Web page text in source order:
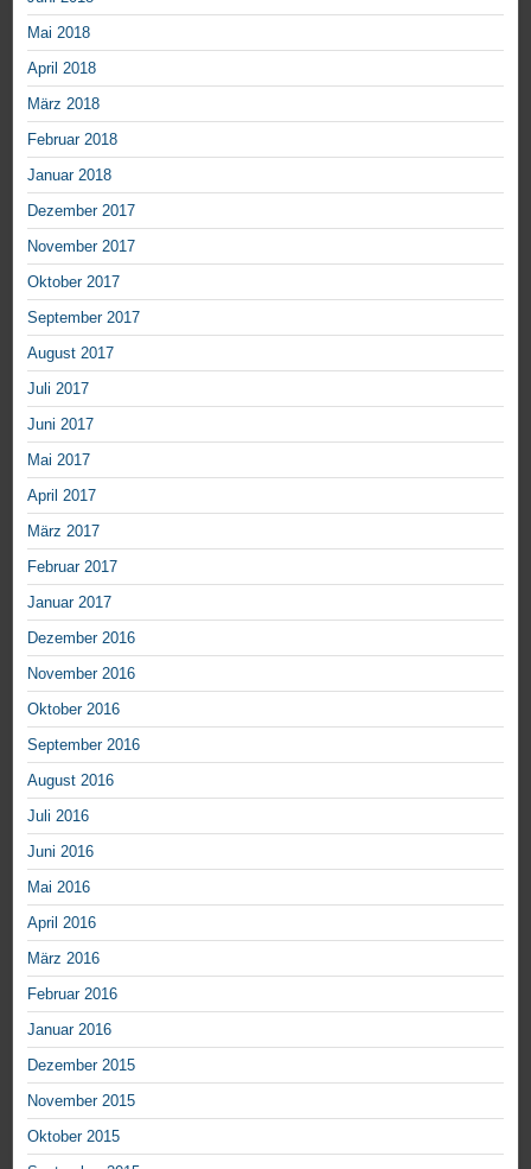
Mai 2018
April 2018
März 2018
Februar 2018
Januar 2018
Dezember 2017
November 2017
Oktober 2017
September 2017
August 2017
Juli 2017
Juni 2017
Mai 2017
April 2017
März 2017
Februar 2017
Januar 2017
Dezember 2016
November 2016
Oktober 2016
September 2016
August 2016
Juli 2016
Juni 2016
Mai 2016
April 2016
März 2016
Februar 2016
Januar 2016
Dezember 2015
November 2015
Oktober 2015